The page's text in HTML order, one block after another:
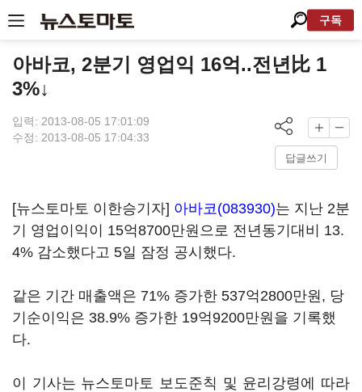
구독
아바코, 2분기 영업익 16억..전년比 1
3%↓
입력: 2013-08-05 17:01:09
수정: 2013-08-05 17:04:33
답글쓰기
[뉴스토마토 이한승기자] 아바코(083930)는 지난 2분
기 영업이익이 15억8700만원으로 전년동기대비 13.
4% 감소했다고 5일 잠정 공시했다.
같은 기간 매출액은 71% 증가한 537억2800만원, 당
기순이익은 38.9% 증가한 19억9200만원을 기록했
다.
이 기사는 뉴스토마토 보도준칙 및 윤리강령에 따라